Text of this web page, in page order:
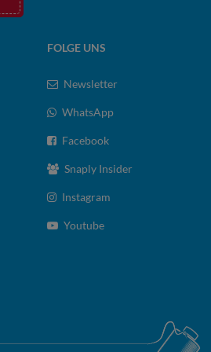
FOLGE UNS
Newsletter
WhatsApp
Facebook
Snaply Insider
Instagram
Youtube